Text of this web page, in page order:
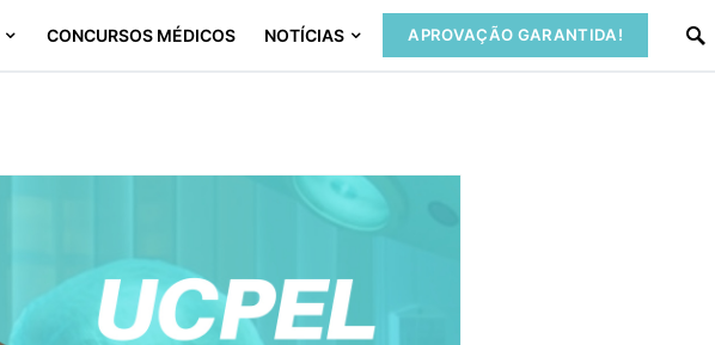
CONCURSOS MÉDICOS NOTÍCIAS APROVAÇÃO GARANTIDA!